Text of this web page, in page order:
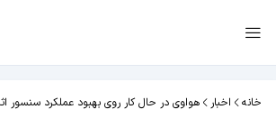
خانه اخبار هواوی در حال کار روی بهبود عملکرد سنسور‌